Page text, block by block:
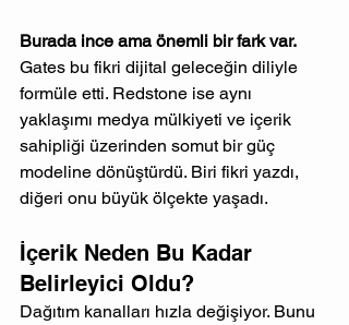
Burada ince ama önemli bir fark var.
Gates bu fikri dijital geleceğin diliyle
formüle etti. Redstone ise aynı
yaklaşımı medya mülkiyeti ve içerik
sahipliği üzerinden somut bir güç
modeline dönüştürdü. Biri fikri yazdı,
diğeri onu büyük ölçekte yaşadı.
İçerik Neden Bu Kadar
Belirleyici Oldu?
Dağıtım kanalları hızla değişiyor. Bunu